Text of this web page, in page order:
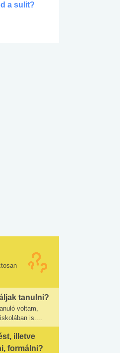
a sulit?
tanulni?
voltam,
is....
illetve
formálni?